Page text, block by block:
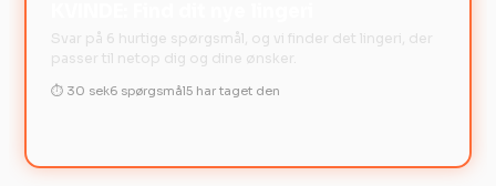
Svar på 6 hurtige spørgsmål, og vi finder det lingeri, der
passer til netop dig og dine ønsker.
⏱ 30 sek6 spørgsmål5 har taget den